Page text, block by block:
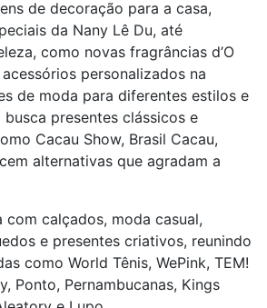
de decoração para a casa,
da Nany Lê Du, até
como novas fragrâncias d’O
personalizados na
de moda para diferentes estilos e
busca presentes clássicos e
Cacau Show, Brasil Cacau,
alternativas que agradam a
com calçados, moda casual,
e presentes criativos, reunindo
como World Tênis, WePink, TEM!
Ponto, Pernambucanas, Kings